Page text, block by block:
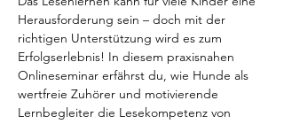
Herausforderung sein – doch mit der
richtigen Unterstützung wird es zum
Erfolgserlebnis! In diesem praxisnahen
Onlineseminar erfährst du, wie Hunde als
wertfreie Zuhörer und motivierende
Lernbegleiter die Lesekompetenz von